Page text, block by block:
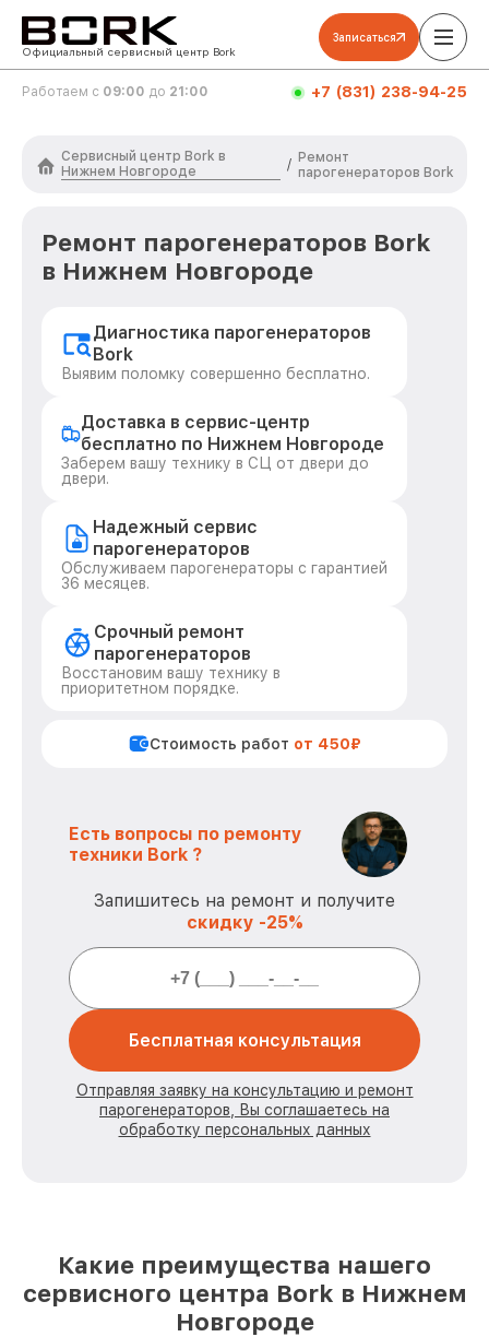
Официальный сервисный центр Bork
Записаться
Работаем с 09:00 до 21:00 +7 (831) 238-94-25
Сервисный центр Bork в
Нижнем Новгороде
/ Ремонт
парогенераторов Bork
Ремонт парогенераторов Bork
в Нижнем Новгороде
Диагностика парогенераторов
Bork
Выявим поломку совершенно бесплатно.
Доставка в сервис-центр
бесплатно по Нижнем Новгороде
Заберем вашу технику в СЦ от двери до
двери.
Надежный сервис
парогенераторов
Обслуживаем парогенераторы с гарантией
36 месяцев.
Срочный ремонт
парогенераторов
Восстановим вашу технику в
приоритетном порядке.
Стоимость работ от 450₽
Есть вопросы по ремонту
техники Bork ?
Запишитесь на ремонт и получите
скидку -25%
Бесплатная консультация
Отправляя заявку на консультацию и ремонт
парогенераторов, Вы соглашаетесь на
обработку персональных данных
Какие преимущества нашего
сервисного центра Bork в Нижнем
Новгороде